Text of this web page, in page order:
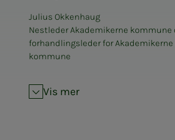
Julius Okkenhaug
Nestleder Akademikerne kommune
forhandlingsleder for Akademikerne
kommune
Vis mer